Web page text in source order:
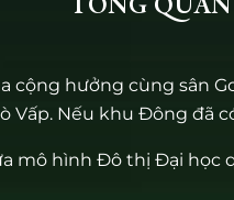
TỔNG
cộng hưởng cùng sân
Vấp. Nếu khu Đông
mô hình Đô thị Đại